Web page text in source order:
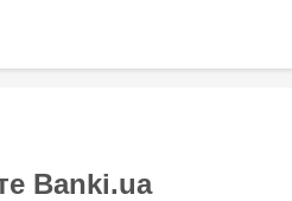
Banki.ua